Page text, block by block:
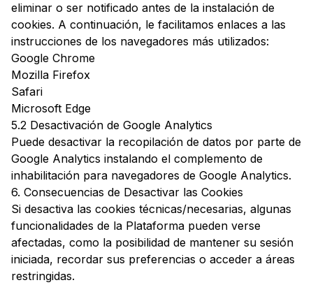
eliminar o ser notificado antes de la instalación de
cookies. A continuación, le facilitamos enlaces a las
instrucciones de los navegadores más utilizados:
Google Chrome
Mozilla Firefox
Safari
Microsoft Edge
5.2 Desactivación de Google Analytics
Puede desactivar la recopilación de datos por parte de
Google Analytics instalando el complemento de
inhabilitación para navegadores de Google Analytics.
6. Consecuencias de Desactivar las Cookies
Si desactiva las cookies técnicas/necesarias, algunas
funcionalidades de la Plataforma pueden verse
afectadas, como la posibilidad de mantener su sesión
iniciada, recordar sus preferencias o acceder a áreas
restringidas.